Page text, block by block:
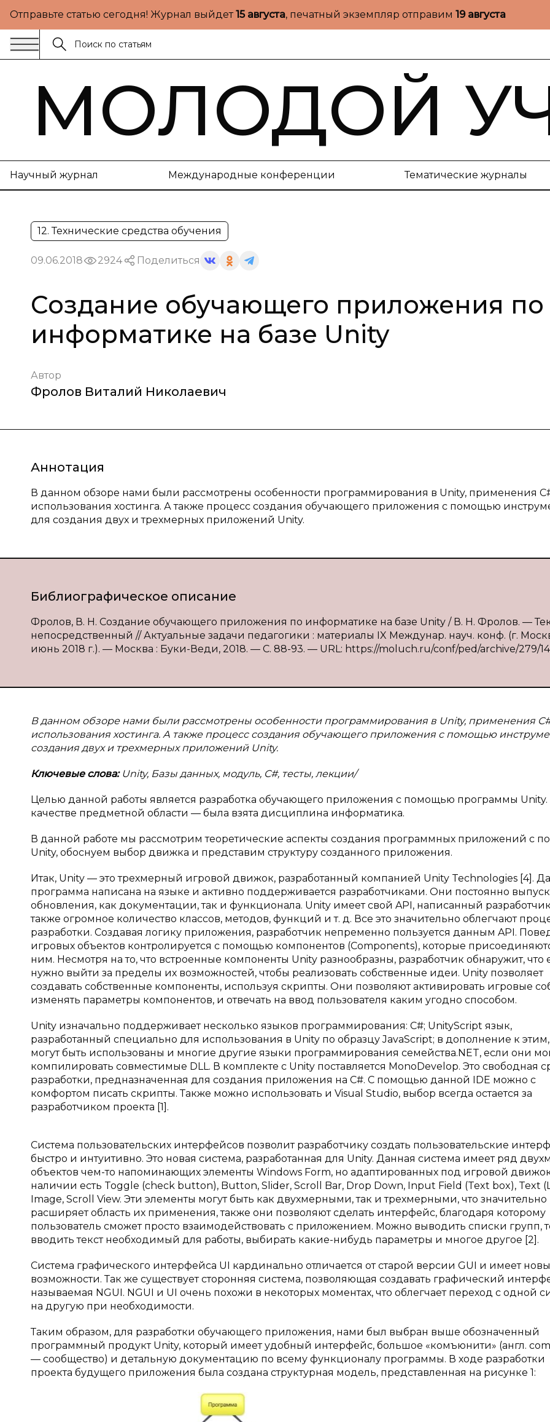
Отправьте статью сегодня! Журнал выйдет15 августа, печатный экземпляр отправим 19 августа
МОЛОДОЙ
Научный журнал Международные конференции Тематические журналы
12. Технические средства обучения
09.06.2018 2924 Поделиться
Создание обучающего приложения по
информатике на базе Unity
Автор
Фролов Виталий Николаевич
Аннотация
В данном обзоре нами были рассмотрены особенности программирования в Unity, применения
использования хостинга. А также процесс создания обучающего приложения с помощью
для создания двух и трехмерных приложений Unity.
Библиографическое описание
Фролов, В. Н. Создание обучающего приложения по информатике на базе Unity / В. Н. Фролов. —
непосредственный // Актуальные задачи педагогики : материалы IX Междунар. науч. конф. (г.
июнь 2018 г.). — Москва : Буки-Веди, 2018. — С. 88-93. — URL: https://moluch.ru/conf/ped/archive/279/
В данном обзоре нами были рассмотрены особенности программирования в Unity, применения
использования хостинга. А также процесс создания обучающего приложения с помощью
создания двух и трехмерных приложений Unity.
Ключевые слова:Unity, Базы данных, модуль, C#, тесты, лекции/
Целью данной работы является разработка обучающего приложения с помощью программы Unity.
качестве предметной области — была взята дисциплина информатика.
В данной работе мы рассмотрим теоретические аспекты создания программных приложений с
Unity, обоснуем выбор движка и представим структуру созданного приложения.
Итак, Unity — это трехмерный игровой движок, разработанный компанией Unity Technologies [4].
программа написана на языке и активно поддерживается разработчиками. Они постоянно
обновления, как документации, так и функционала. Unity имеет свой API, написанный
также огромное количество классов, методов, функций и т. д. Все это значительно облегчают
разработки. Создавая логику приложения, разработчик непременно пользуется данным API.
игровых объектов контролируется с помощью компонентов (Components), которые
ним. Несмотря на то, что встроенные компоненты Unity разнообразны, разработчик обнаружит, что
нужно выйти за пределы их возможностей, чтобы реализовать собственные идеи. Unity позволяет
создавать собственные компоненты, используя скрипты. Они позволяют активировать игровые
изменять параметры компонентов, и отвечать на ввод пользователя каким угодно способом.
Unity изначально поддерживает несколько языков программирования: C#; UnityScript язык,
разработанный специально для использования в Unity по образцу JavaScript; в дополнение к
могут быть использованы и многие другие языки программирования семейства.NET, если они
компилировать совместимые DLL. В комплекте с Unity поставляется MonoDevelop. Это свободная
разработки, предназначенная для создания приложения на C#. С помощью данной IDE можно с
комфортом писать скрипты. Также можно использовать и Visual Studio, выбор всегда остается за
разработчиком проекта [1].
Система пользовательских интерфейсов позволит разработчику создать пользовательские
быстро и интуитивно. Это новая система, разработанная для Unity. Данная система имеет ряд
объектов чем-то напоминающих элементы Windows Form, но адаптированных под игровой
наличии есть Toggle (check button), Button, Slider, Scroll Bar, Drop Down, Input Field (Text box), Text
Image, Scroll View. Эти элементы могут быть как двухмерными, так и трехмерными, что значительно
расширяет область их применения, также они позволяют сделать интерфейс, благодаря которому
пользователь сможет просто взаимодействовать с приложением. Можно выводить списки групп,
вводить текст необходимый для работы, выбирать какие-нибудь параметры и многое другое [2].
Система графического интерфейса UI кардинально отличается от старой версии GUI и имеет
возможности. Так же существует сторонняя система, позволяющая создавать графический
называемая NGUI. NGUI и UI очень похожи в некоторых моментах, что облегчает переход с одной
на другую при необходимости.
Таким образом, для разработки обучающего приложения, нами был выбран выше обозначенный
программный продукт Unity, который имеет удобный интерфейс, большое «комъюнити» (англ.
— сообщество) и детальную документацию по всему функционалу программы. В ходе разработки
проекта будущего приложения была создана структурная модель, представленная на рисунке 1: